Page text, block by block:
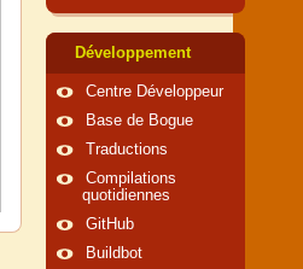
Développement
Centre Développeur
Base de Bogue
Traductions
Compilations
quotidiennes
GitHub
Buildbot